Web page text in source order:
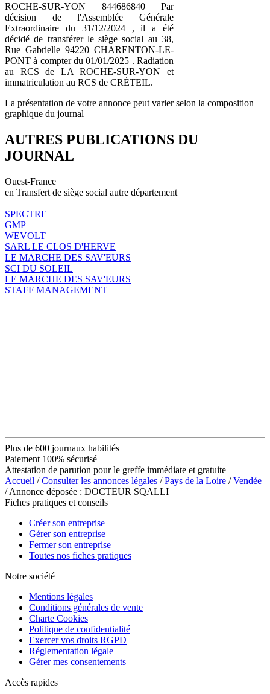
ROCHE-SUR-YON 844686840 Par
décision de l'Assemblée Générale
Extraordinaire du 31/12/2024 , il a été
décidé de transférer le siège social au 38,
Rue Gabrielle 94220 CHARENTON-LE-
PONT à compter du 01/01/2025 . Radiation
au RCS de LA ROCHE-SUR-YON et
immatriculation au RCS de CRÉTEIL.
La présentation de votre annonce peut varier selon la composition
graphique du journal
AUTRES PUBLICATIONS DU
JOURNAL
Ouest-France
en Transfert de siège social autre département
SPECTRE
GMP
WEVOLT
SARL LE CLOS D'HERVE
LE MARCHE DES SAV'EURS
SCI DU SOLEIL
LE MARCHE DES SAV'EURS
STAFF MANAGEMENT
Plus de 600 journaux habilités
Paiement 100% sécurisé
Attestation de parution pour le greffe immédiate et gratuite
Accueil /Consulter les annonces légales /Pays de la Loire /Vendée
/ Annonce déposée : DOCTEUR SQALLI
Fiches pratiques et conseils
Créer son entreprise
Gérer son entreprise
Fermer son entreprise
Toutes nos fiches pratiques
Notre société
Mentions légales
Conditions générales de vente
Charte Cookies
Politique de confidentialité
Exercer vos droits RGPD
Réglementation légale
Gérer mes consentements
Accès rapides